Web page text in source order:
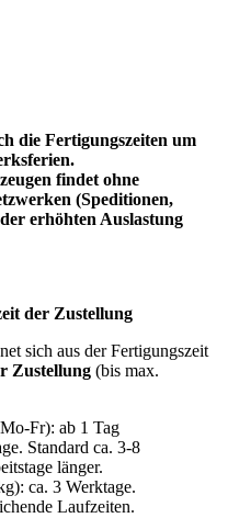
die Fertigungszeiten um
findet ohne
(Speditionen,
erhöhten Auslastung
der Zustellung
sich aus der Fertigungszeit
Zustellung (bis max.
Fr): ab 1 Tag
Standard ca. 3-8
länger.
ca. 3 Werktage.
Laufzeiten.